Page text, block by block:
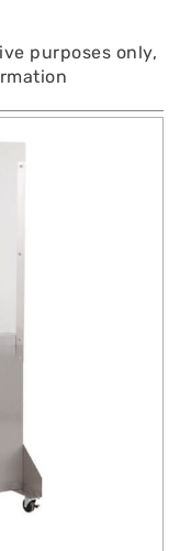
purposes only,